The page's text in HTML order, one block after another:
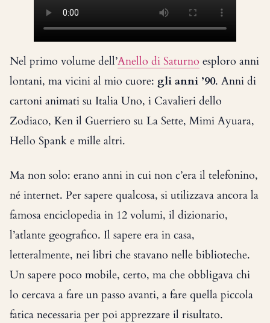
Nel primo volume dell’Anello di Saturno esploro anni
lontani, ma vicini al mio cuore: gli anni ’90. Anni di
cartoni animati su Italia Uno, i Cavalieri dello
Zodiaco, Ken il Guerriero su La Sette, Mimi Ayuara,
Hello Spank e mille altri.
Ma non solo: erano anni in cui non c’era il telefonino,
né internet. Per sapere qualcosa, si utilizzava ancora la
famosa enciclopedia in 12 volumi, il dizionario,
l’atlante geografico. Il sapere era in casa,
letteralmente, nei libri che stavano nelle biblioteche.
Un sapere poco mobile, certo, ma che obbligava chi
lo cercava a fare un passo avanti, a fare quella piccola
fatica necessaria per poi apprezzare il risultato.